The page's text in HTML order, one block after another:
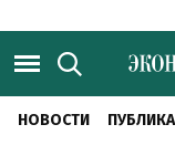
НОВОСТИ